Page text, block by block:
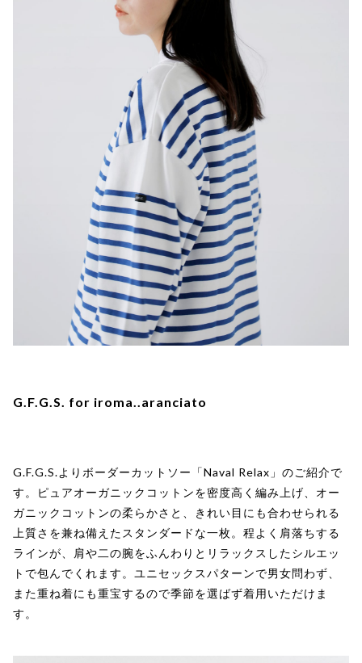
G.F.G.S. for iroma..aranciato
G.F.G.S.よりボーダーカットソー「Naval Relax」のご紹介で
す。ピュアオーガニックコットンを密度高く編み上げ、オー
ガニックコットンの柔らかさと、きれい目にも合わせられる
上質さを兼ね備えたスタンダードな一枚。程よく肩落ちする
ラインが、肩や二の腕をふんわりとリラックスしたシルエッ
トで包んでくれます。ユニセックスパターンで男女問わず、
また重ね着にも重宝するので季節を選ばず着用いただけま
す。